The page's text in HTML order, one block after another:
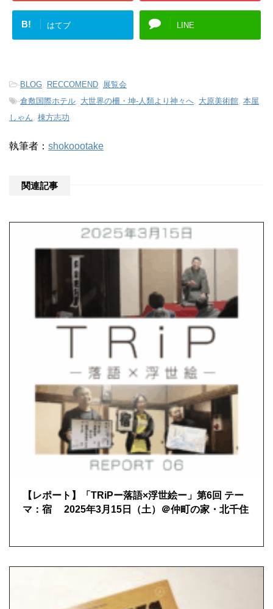
B! はてブ LINE
-BLOG, RECCOMEND, 展覧会
-倉敷国際ホテル, 大世界の柵・坤-人類より神々へ, 大原美術館, 本屋
しゃん, 棟方志功
執筆者： shokoootake
関連記事
【レポート】「TRiPー落語×浮世絵ー」第6回 テー
マ：宿 2025年3月15日（土）＠仲町の家・北千住